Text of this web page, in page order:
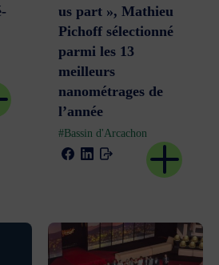
us part », Mathieu
Pichoff sélectionné
parmi les 13
meilleurs
nanométrages de
l’année
#Bassin d'Arcachon